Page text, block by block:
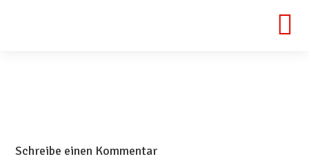
Schreibe einen Kommentar